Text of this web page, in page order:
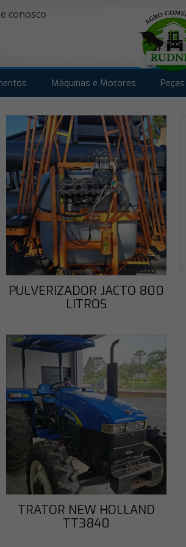
conosco
Máquinas e Motores Peças
PULVERIZADOR JACTO 800
LITROS
TRATOR NEW HOLLAND
TT3840